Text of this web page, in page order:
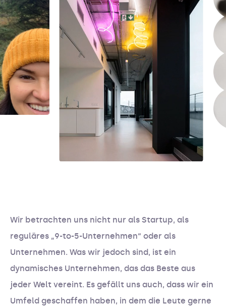
Wir betrachten uns nicht nur als Startup, als
reguläres „9-to-5-Unternehmen“ oder als
Unternehmen. Was wir jedoch sind, ist ein
dynamisches Unternehmen, das das Beste aus
jeder Welt vereint. Es gefällt uns auch, dass wir ein
Umfeld geschaffen haben, in dem die Leute gerne